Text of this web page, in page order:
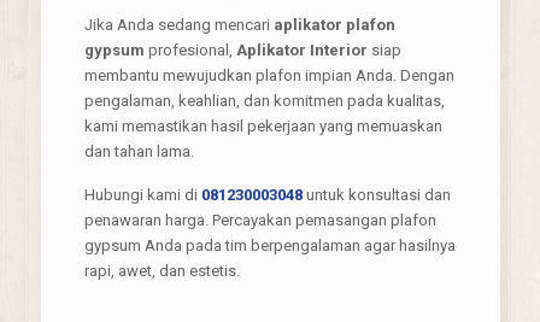
Jika Anda sedang mencari aplikator plafon
gypsum profesional, Aplikator Interior siap
membantu mewujudkan plafon impian Anda. Dengan
pengalaman, keahlian, dan komitmen pada kualitas,
kami memastikan hasil pekerjaan yang memuaskan
dan tahan lama.
Hubungi kami di 081230003048untuk konsultasi dan
penawaran harga. Percayakan pemasangan plafon
gypsum Anda pada tim berpengalaman agar hasilnya
rapi, awet, dan estetis.